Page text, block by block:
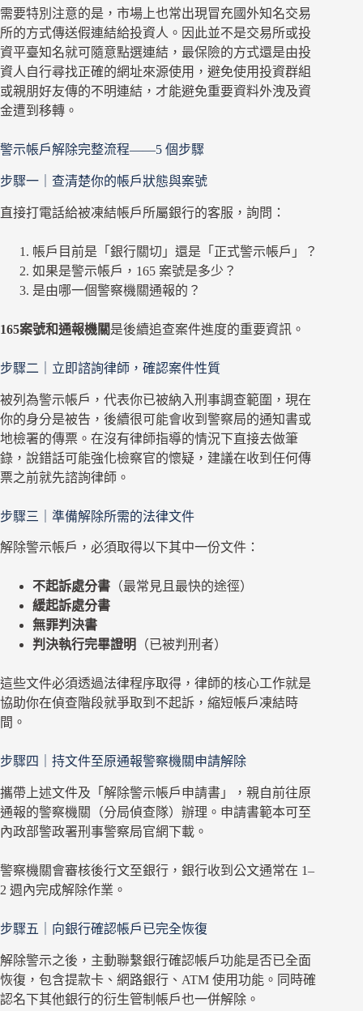
需要特別注意的是，市場上也常出現冒充國外知名交易
所的方式傳送假連結給投資人。因此並不是交易所或投
資平臺知名就可隨意點選連結，最保險的方式還是由投
資人自行尋找正確的網址來源使用，避免使用投資群組
或親朋好友傳的不明連結，才能避免重要資料外洩及資
金遭到移轉。
警示帳戶解除完整流程——5 個步驟
步驟一｜查清楚你的帳戶狀態與案號
直接打電話給被凍結帳戶所屬銀行的客服，詢問：
帳戶目前是「銀行關切」還是「正式警示帳戶」？
如果是警示帳戶，165 案號是多少？
是由哪一個警察機關通報的？
165案號和通報機關是後續追查案件進度的重要資訊。
步驟二｜立即諮詢律師，確認案件性質
被列為警示帳戶，代表你已被納入刑事調查範圍，現在
你的身分是被告，後續很可能會收到警察局的通知書或
地檢署的傳票。在沒有律師指導的情況下直接去做筆
錄，說錯話可能強化檢察官的懷疑，建議在收到任何傳
票之前就先諮詢律師。
步驟三｜準備解除所需的法律文件
解除警示帳戶，必須取得以下其中一份文件：
不起訴處分書 （最常見且最快的途徑）
緩起訴處分書
無罪判決書
判決執行完畢證明
（已被判刑者）
這些文件必須透過法律程序取得，律師的核心工作就是
協助你在偵查階段就爭取到不起訴，縮短帳戶凍結時
間。
步驟四｜持文件至原通報警察機關申請解除
攜帶上述文件及「解除警示帳戶申請書」，親自前往原
通報的警察機關（分局偵查隊）辦理。申請書範本可至
內政部警政署刑事警察局官網下載。
警察機關會審核後行文至銀行，銀行收到公文通常在 1–
2 週內完成解除作業。
步驟五｜向銀行確認帳戶已完全恢復
解除警示之後，主動聯繫銀行確認帳戶功能是否已全面
恢復，包含提款卡、網路銀行、ATM 使用功能。同時確
認名下其他銀行的衍生管制帳戶也一併解除。